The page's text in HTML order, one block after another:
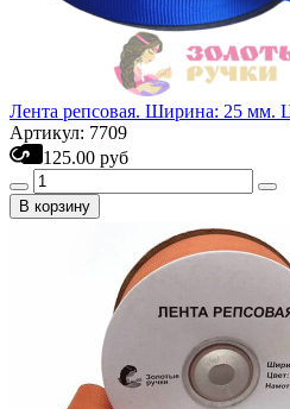
Лента репсовая. Ширина: 25 мм.
Артикул: 7709
125.00 руб
В корзину